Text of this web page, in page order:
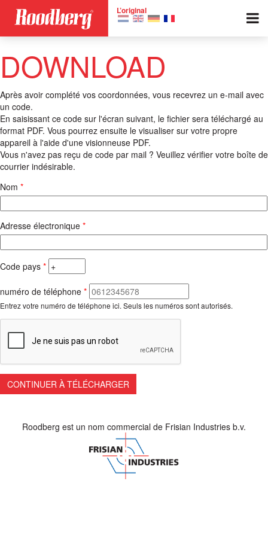
Skip to main content L’original
DOWNLOAD
Après avoir complété vos coordonnées, vous recevrez un e-mail avec
un code.
En saisissant ce code sur l'écran suivant, le fichier sera téléchargé au
format PDF. Vous pourrez ensuite le visualiser sur votre propre
appareil à l'aide d'une visionneuse PDF.
Vous n'avez pas reçu de code par mail ? Veuillez vérifier votre boîte de
courrier indésirable.
Nom *
Adresse électronique *
Code pays *
numéro de téléphone *
Entrez votre numéro de téléphone ici. Seuls les numéros sont autorisés.
Roodberg est un nom commercial de Frisian Industries b.v.